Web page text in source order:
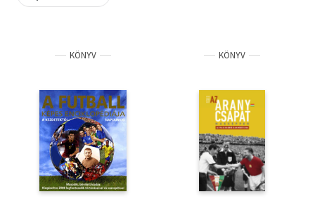
Tankönyv, segédkönyv
Társadalomtudomány
Természettudomány
Történelem
Vallás
KÖNYV KÖNYV